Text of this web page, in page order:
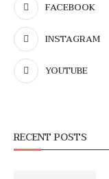
FACEBOOK
INSTAGRAM
YOUTUBE
RECENT POSTS